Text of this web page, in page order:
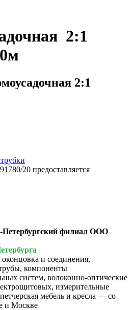
2:1
2:1
20 предоставляется
филиал ООО
и соединения,
компоненты
систем, волоконно-оптические
измерительные
мебель и кресла — со
и Москве